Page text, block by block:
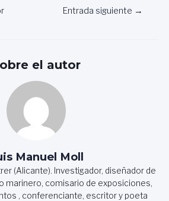
Entrada siguiente →
el autor
Manuel Moll
(Alicante). Investigador, diseñador de
marinero, comisario de exposiciones,
, conferenciante, escritor y poeta